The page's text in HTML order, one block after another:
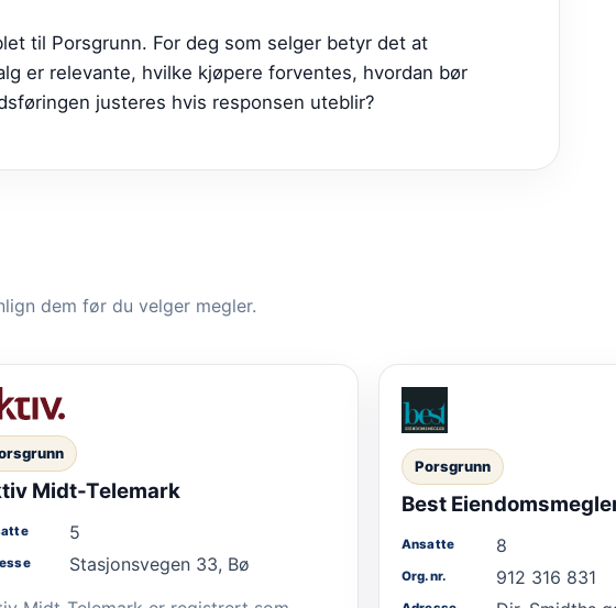
til Porsgrunn. For deg som selger betyr det at
er relevante, hvilke kjøpere forventes, hvordan bør
justeres hvis responsen uteblir?
dem før du velger megler.
Midt-Telemark
5
Stasjonsvegen 33, Bø
Porsgrunn
Best
Ansatte 8
Org.nr. 912 316 831